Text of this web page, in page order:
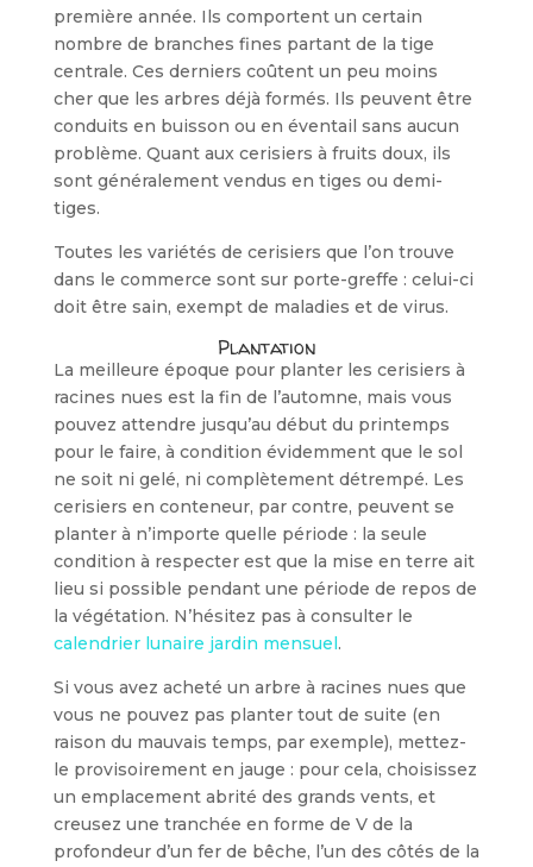
première année. Ils comportent un certain
nombre de branches fines partant de la tige
centrale. Ces derniers coûtent un peu moins
cher que les arbres déjà formés. Ils peu­vent être
conduits en buisson ou en éventail sans aucun
problème. Quant aux cerisiers à fruits doux, ils
sont générale­ment vendus en tiges ou demi-
tiges.
Toutes les variétés de cerisiers que l’on trouve
dans le commerce sont sur porte-greffe : celui-ci
doit être sain, exempt de maladies et de virus.
Plantation
La meilleure époque pour planter les cerisiers à
racines nues est la fin de l’automne, mais vous
pouvez attendre jusqu’au début du printemps
pour le faire, à condition évidemment que le sol
ne soit ni gelé, ni complètement détrempé. Les
cerisiers en conteneur, par contre, peuvent se
planter à n’importe quelle période : la seule
condi­tion à respecter est que la mise en terre ait
lieu si possible pendant une période de repos de
la végétation. N’hésitez pas à consulter le
calendrier lunaire jardin mensuel.
Si vous avez acheté un arbre à racines nues que
vous ne pouvez pas planter tout de suite (en
raison du mauvais temps, par exemple), mettez-
le provisoi­rement en jauge : pour cela, choisissez
un emplacement abrité des grands vents, et
creusez une tranchée en forme de V de la
profondeur d’un fer de bêche, l’un des côtés de la